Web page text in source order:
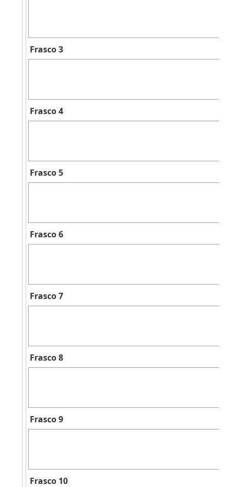
Frasco 3
Frasco 4
Frasco 5
Frasco 6
Frasco 7
Frasco 8
Frasco 9
Frasco 10